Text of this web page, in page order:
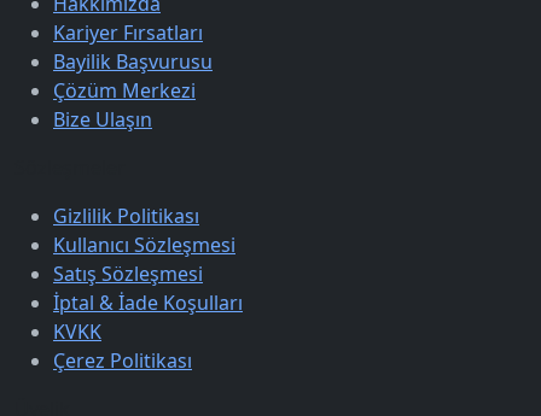
Kariyer Fırsatları
Bayilik Başvurusu
Çözüm Merkezi
Bize Ulaşın
Gizlilik Politikası
Kullanıcı Sözleşmesi
Satış Sözleşmesi
İptal & İade Koşulları
KVKK
Çerez Politikası